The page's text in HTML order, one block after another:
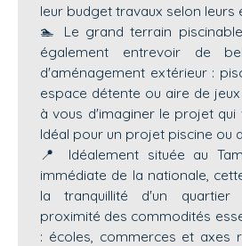
leur budget travaux selon leurs
🏊 Le grand terrain
également entrevoir de
d'aménagement extérieur :
espace détente ou aire de
à vous d'imaginer le projet
Idéal pour un projet piscine ou
📍 Idéalement située au
immédiate de la nationale,
la tranquillité d'un
proximité des commodités
: écoles, commerces et axes